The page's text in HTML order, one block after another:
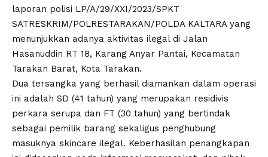
laporan polisi LP/A/29/XXI/2023/SPKT
SATRESKRIM/POLRESTARAKAN/POLDA KALTARA yang
menunjukkan adanya aktivitas ilegal di Jalan
Hasanuddin RT 18, Karang Anyar Pantai, Kecamatan
Tarakan Barat, Kota Tarakan.
Dua tersangka yang berhasil diamankan dalam operasi
ini adalah SD (41 tahun) yang merupakan residivis
perkara serupa dan FT (30 tahun) yang bertindak
sebagai pemilik barang sekaligus penghubung
masuknya skincare ilegal. Keberhasilan penangkapan